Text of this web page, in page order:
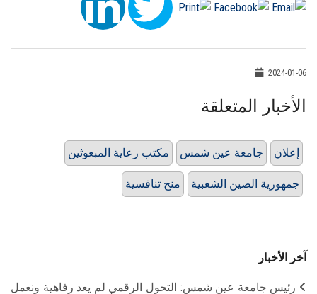
2024-01-06
الأخبار المتعلقة
مكتب رعاية المبعوثين جامعة عين شمس إعلان
منح تنافسية جمهورية الصين الشعبية
آخر الأخبار
رئيس جامعة عين شمس: التحول الرقمي لم يعد رفاهية ونعمل